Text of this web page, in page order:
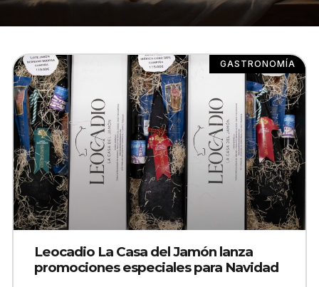
GASTRONOMÍA
Leocadio La Casa del Jamón lanza
promociones especiales para Navidad